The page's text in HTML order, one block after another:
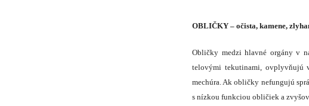
OBLIČKY – očista, kamene,
Obličky medzi hlavné orgány v
telovými tekutinami, ovplyvňujú
mechúra. Ak obličky nefungujú
s nízkou funkciou obličiek a